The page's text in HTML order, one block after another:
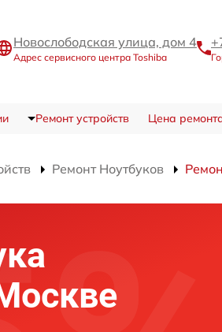
Новослободская улица, дом 4
Адрес сервисного центра Toshiba
Ремонт устройств Цена
Ремонт Ноутбуков